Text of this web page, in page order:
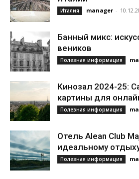
Италия manager -
Банный микс:
веников
Полезная информация
Кинозал 2024-25:
картины для
Полезная информация
Отель Alean Club
идеальному
Полезная информация